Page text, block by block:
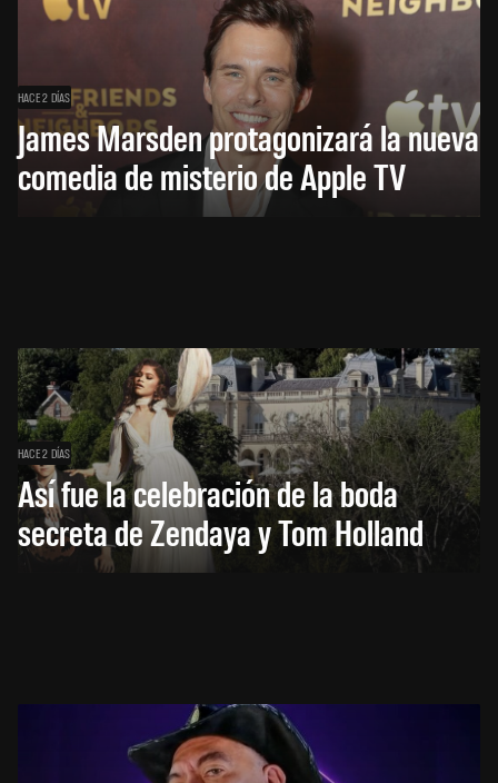
HACE 2 DÍAS
James Marsden protagonizará la nueva
comedia de misterio de Apple TV
HACE 2 DÍAS
Así fue la celebración de la boda
secreta de Zendaya y Tom Holland